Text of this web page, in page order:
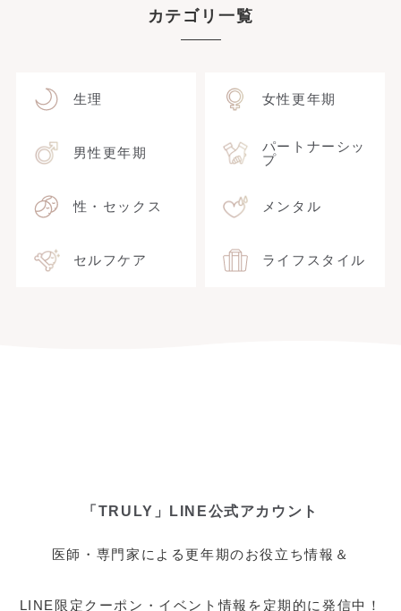
カテゴリ一覧
生理 女性更年期
男性更年期
パートナーシッ
プ
性・セックス メンタル
セルフケア ライフスタイル
「TRULY」LINE公式アカウント
医師・専門家による更年期のお役立ち情報＆
LINE限定クーポン・イベント情報を定期的に発信中！